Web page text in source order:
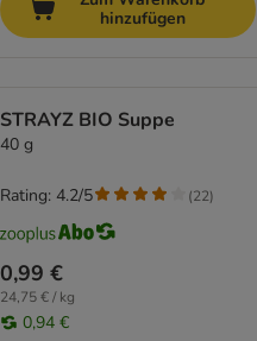
hinzufügen
STRAYZ BIO Suppe
40 g
0,99 €
24,75 € / kg
0,94 €
Rating: 4.2/5 (22)